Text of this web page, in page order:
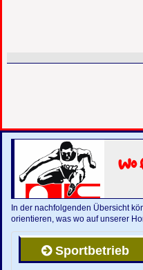
Wo
In der nachfolgenden Übersicht
orientieren, was wo auf unserer
Sportbetrieb